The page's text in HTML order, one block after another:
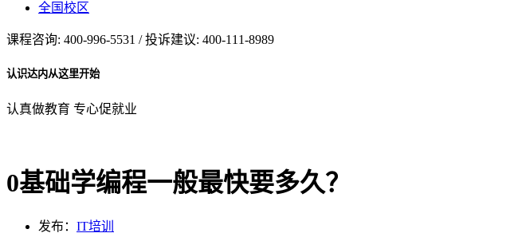
全国校区
课程咨询: 400-996-5531 / 投诉建议: 400-111-8989
认识达内从这里开始
认真做教育 专心促就业
0基础学编程一般最快要多久？
发布： IT培训